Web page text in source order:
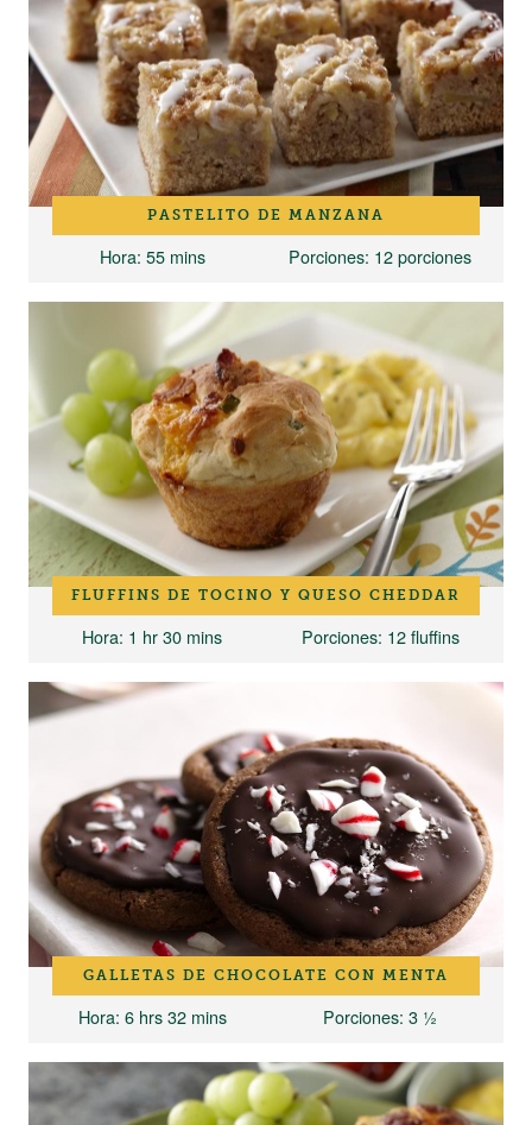
PASTELITO DE MANZANA
Hora: 55 mins Porciones: 12 porciones
FLUFFINS DE TOCINO Y QUESO CHEDDAR
Hora: 1 hr 30 mins Porciones: 12 fluffins
GALLETAS DE CHOCOLATE CON MENTA
Hora: 6 hrs 32 mins Porciones: 3 ½